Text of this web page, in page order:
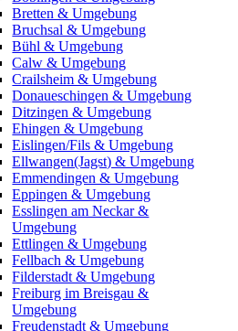
Bretten & Umgebung
Bruchsal & Umgebung
Bühl & Umgebung
Calw & Umgebung
Crailsheim & Umgebung
Donaueschingen & Umgebung
Ditzingen & Umgebung
Ehingen & Umgebung
Eislingen/Fils & Umgebung
Ellwangen(Jagst) & Umgebung
Emmendingen & Umgebung
Eppingen & Umgebung
Esslingen am Neckar &
Umgebung
Ettlingen & Umgebung
Fellbach & Umgebung
Filderstadt & Umgebung
Freiburg im Breisgau &
Umgebung
Freudenstadt & Umgebung